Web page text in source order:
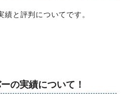
績と評判についてです。
の実績について！